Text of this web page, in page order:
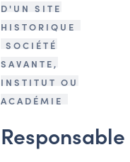
D'UN SITE
HISTORIQUE
SOCIÉTÉ
SAVANTE,
INSTITUT OU
ACADÉMIE
Responsable